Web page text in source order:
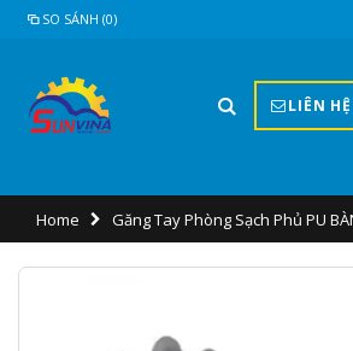
SO SÁNH (0)
LIÊN HỆ
Home Găng Tay Phòng Sạch Phủ PU